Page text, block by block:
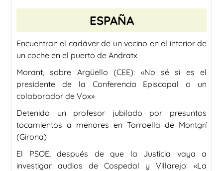
ESPAÑA
Encuentran el cadáver de un vecino en el interior de
un coche en el puerto de Andratx
Morant, sobre Argüello (CEE): «No sé si es el
presidente de la Conferencia Episcopal o un
colaborador de Vox»
Detenido un profesor jubilado por presuntos
tocamientos a menores en Torroella de Montgrí
(Girona)
El PSOE, después de que la Justicia vaya a
investigar audios de Cospedal y Villarejo: «La